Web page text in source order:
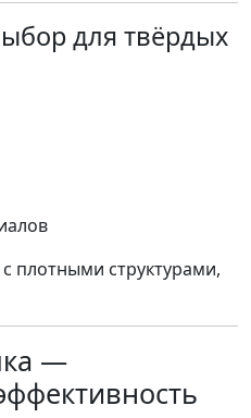
для твёрдых
плотными структурами,
—